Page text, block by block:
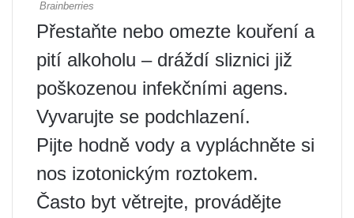
Přestaňte nebo omezte kouření a
pití alkoholu – dráždí sliznici již
poškozenou infekčními agens.
Vyvarujte se podchlazení.
Pijte hodně vody a vypláchněte si
nos izotonickým roztokem.
Často byt větrejte, provádějte